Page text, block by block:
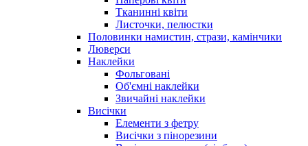
Тканинні квіти
Листочки, пелюстки
Половинки намистин, стрази, камінчики
Люверси
Наклейки
Фольговані
Об'ємні наклейки
Звичайні наклейки
Висічки
Елементи з фетру
Висічки з пінорезини